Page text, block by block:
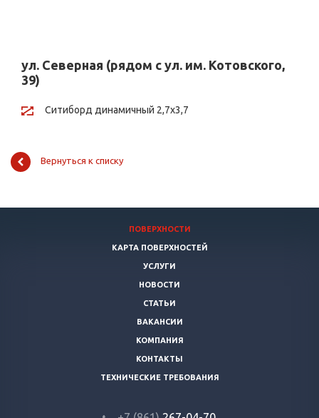
ул. Северная (рядом с ул. им. Котовского,
39)
Ситиборд динамичный 2,7х3,7
Вернуться к списку
ПОВЕРХНОСТИ
КАРТА ПОВЕРХНОСТЕЙ
УСЛУГИ
НОВОСТИ
СТАТЬИ
ВАКАНСИИ
КОМПАНИЯ
КОНТАКТЫ
ТЕХНИЧЕСКИЕ ТРЕБОВАНИЯ